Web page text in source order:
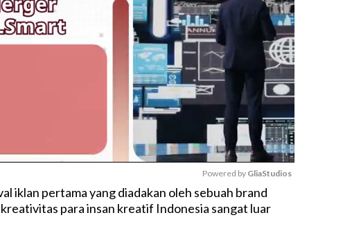
M
Powered by GliaStudios
iklan pertama yang diadakan oleh sebuah brand
para insan kreatif Indonesia sangat luar